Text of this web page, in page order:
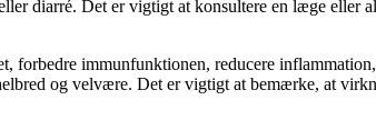
diarré. Det er vigtigt at konsultere en læge eller
forbedre immunfunktionen, reducere
og velvære. Det er vigtigt at bemærke, at